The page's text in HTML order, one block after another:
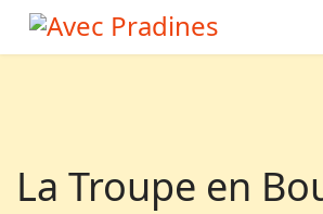
La Troupe en